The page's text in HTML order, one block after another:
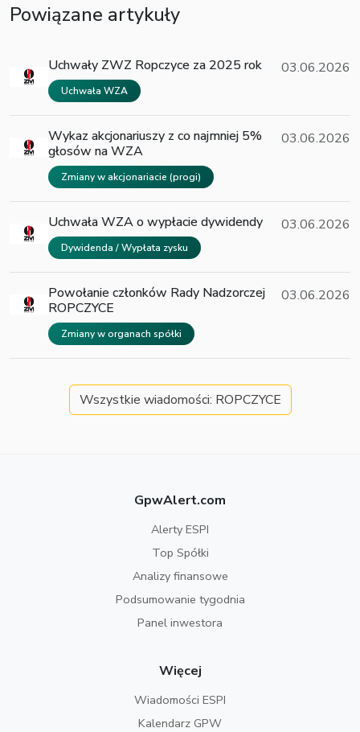
Powiązane artykuły
Uchwały ZWZ Ropczyce za 2025 rok
Uchwała WZA
03.06.2026
Wykaz akcjonariuszy z co najmniej 5%
głosów na WZA
Zmiany w akcjonariacie (progi)
03.06.2026
Uchwała WZA o wypłacie dywidendy
Dywidenda / Wypłata zysku
03.06.2026
Powołanie członków Rady Nadzorczej
ROPCZYCE
Zmiany w organach spółki
03.06.2026
Wszystkie wiadomości: ROPCZYCE
GpwAlert.com
Alerty ESPI
Top Spółki
Analizy finansowe
Podsumowanie tygodnia
Panel inwestora
Więcej
Wiadomości ESPI
Kalendarz GPW